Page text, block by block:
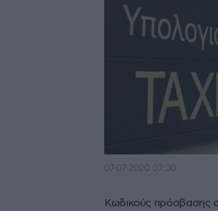
07·07·2020 07:30
Κωδικούς πρόσβασης